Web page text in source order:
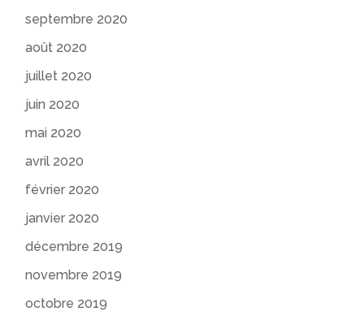
septembre 2020
août 2020
juillet 2020
juin 2020
mai 2020
avril 2020
février 2020
janvier 2020
décembre 2019
novembre 2019
octobre 2019